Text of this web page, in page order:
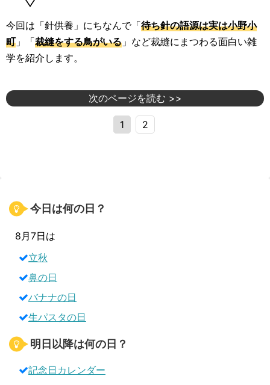
今回は「針供養」にちなんで「待ち針の語源は実は小野小
町」「裁縫をする鳥がいる 」など裁縫にまつわる面白い雑
学を紹介します。
次のページを読む >>
1 2
今日は何の日？
8月7日は
立秋
鼻の日
バナナの日
生パスタの日
明日以降は何の日？
記念日カレンダー